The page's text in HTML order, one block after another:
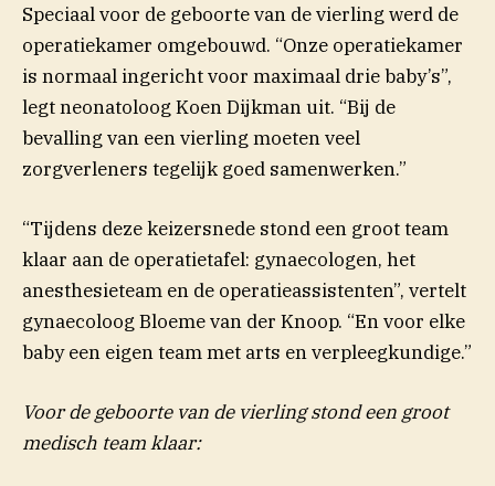
Speciaal voor de geboorte van de vierling werd de
operatiekamer omgebouwd(opent in nieuw venster)
. “Onze operatiekamer
is normaal ingericht voor maximaal drie baby’s”,
legt neonatoloog Koen Dijkman uit. “Bij de
bevalling van een vierling moeten veel
zorgverleners tegelijk goed samenwerken.”
“Tijdens deze keizersnede stond een groot team
klaar aan de operatietafel: gynaecologen, het
anesthesieteam en de operatieassistenten”, vertelt
gynaecoloog Bloeme van der Knoop. “En voor elke
baby een eigen team met arts en verpleegkundige.”
Voor de geboorte van de vierling stond een groot
medisch team klaar: